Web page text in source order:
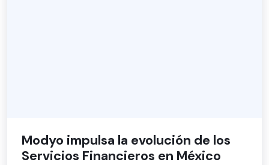
Modyo impulsa la evolución de los
Servicios Financieros en México